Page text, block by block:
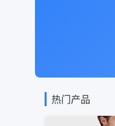
热门产品